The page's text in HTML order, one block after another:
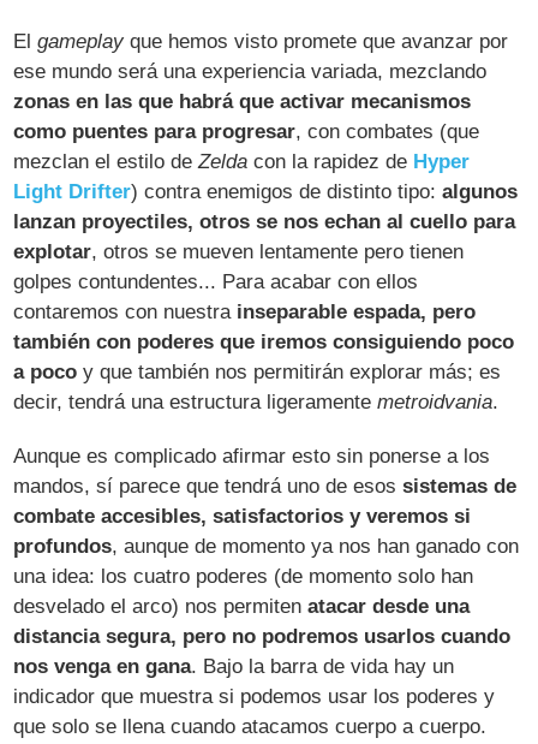
Elgameplay que hemos visto promete que avanzar por
ese mundo será una experiencia variada, mezclando
zonas en las que habrá que activar mecanismos
como puentes para progresar, con combates (que
mezclan el estilo deZelda con la rapidez de Hyper
Light Drifter) contra enemigos de distinto tipo:algunos
lanzan proyectiles, otros se nos echan al cuello para
explotar, otros se mueven lentamente pero tienen
golpes contundentes... Para acabar con ellos
contaremos con nuestra inseparable espada, pero
también con poderes que iremos consiguiendo poco
a poco y que también nos permitirán explorar más; es
decir, tendrá una estructura ligeramentemetroidvania.
Aunque es complicado afirmar esto sin ponerse a los
mandos, sí parece que tendrá uno de esossistemas de
combate accesibles, satisfactorios y veremos si
profundos, aunque de momento ya nos han ganado con
una idea: los cuatro poderes (de momento solo han
desvelado el arco) nos permitenatacar desde una
distancia segura, pero no podremos usarlos cuando
nos venga en gana. Bajo la barra de vida hay un
indicador que muestra si podemos usar los poderes y
que solo se llena cuando atacamos cuerpo a cuerpo.